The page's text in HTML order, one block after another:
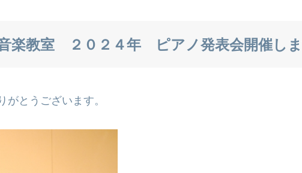
楽教室 ２０２４年 ピアノ発表会開催し
とうございます。